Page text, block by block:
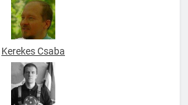
Kerekes Csaba